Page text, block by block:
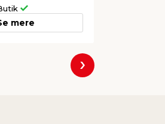
mere
Næste